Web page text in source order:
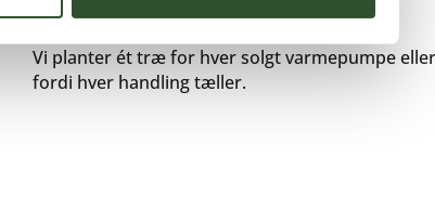
HANDLE GRØNT, PLANT ET TRÆ
Vi planter ét træ for hver solgt varmepumpe
fordi hver handling tæller.